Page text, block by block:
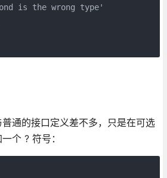
is the wrong type'
通的接口定义差不多，只是在可选
个 ? 符号：